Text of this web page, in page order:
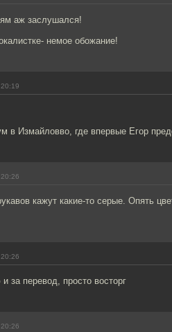
аж заслушался!
немое обожание!
в Измайловво, где впервые Егор
кажут какие-то серые. Опять
за перевод, просто восторг